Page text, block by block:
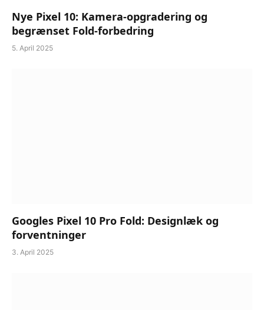
Nye Pixel 10: Kamera-opgradering og
begrænset Fold-forbedring
5. April 2025
Googles Pixel 10 Pro Fold: Designlæk og
forventninger
3. April 2025